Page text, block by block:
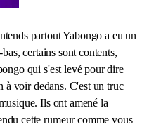
partout Yabongo a eu un
certains sont contents,
qui s'est levé pour dire
à voir dedans. C'est un truc
Ils ont amené la
cette rumeur comme vous